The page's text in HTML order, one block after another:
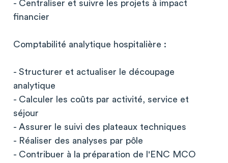
- Centraliser et suivre les projets à impact
financier
Comptabilité analytique hospitalière :
- Structurer et actualiser le découpage
analytique
- Calculer les coûts par activité, service et
séjour
- Assurer le suivi des plateaux techniques
- Réaliser des analyses par pôle
- Contribuer à la préparation de l'ENC MCO